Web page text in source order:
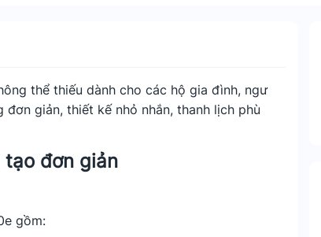
thể thiếu dành cho các hộ gia đình, ngư
giản, thiết kế nhỏ nhắn, thanh lịch phù
tạo đơn giản
gồm: